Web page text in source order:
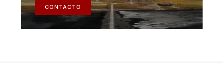
CONTACTO